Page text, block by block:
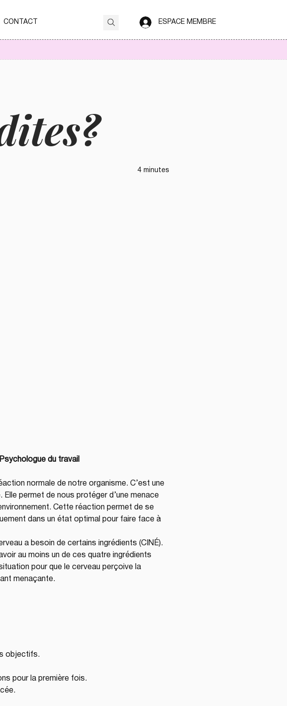
CONTACT ESPACE MEMBRE
4 minutes
du travail
normale de notre organisme. C’est une
Elle permet de nous protéger d’une menace
Cette réaction permet de se
dans un état optimal pour faire face à
a besoin de certains ingrédients (CINÉ).
au moins un de ces quatre ingrédients
pour que le cerveau perçoive la
menaçante.
objectifs.
pour la première fois.